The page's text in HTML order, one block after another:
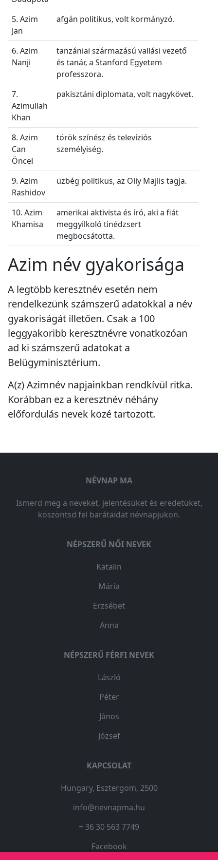
5. Azim
Jan
afgán politikus, volt kormányzó.
6. Azim
Nanji
tanzániai származású vallási vezető
és tanár, a Stanford Egyetem
professzora.
7.
Azimullah
Khan
pakisztáni diplomata, volt nagykövet.
8. Azim
Can
Öncel
török színész és televíziós
személyiség.
9. Azim
Rashidov
üzbég politikus, az Oliy Majlis tagja.
10. Azim
Khamisa
amerikai aktivista és író, aki a fiát
meggyilkoló tinédzsert
megbocsátotta.
Azim név gyakorisága
A legtöbb keresztnév esetén nem
rendelkezünk számszerű adatokkal a név
gyakoriságát illetően. Csak a 100
leggyakoribb keresztnévre vonatkozóan
ad ki számszerű adatokat a
Belügyminisztérium.
A(z) Azimnév napjainkban rendkívül ritka.
Korábban ez a keresztnév néhány
előfordulás nevek közé tartozott.
NÉVNAP MA
Ismerd meg a neveket, jelentésüket és eredetüket,
köszöntsd fel barátaidat névnapjukon.
NÉPSZERŰ NŐI NEVEK
Katalin
Mária
Erzsébet
Anna
NÉPSZERŰ FÉRFI NEVEK
László
Péter
János
József
KAPCSOLAT
Hungary, Esztergom, 2500
info@nevnapma.hu
+ 36 30 563 7749
Facebook